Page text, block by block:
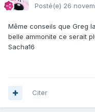
Posté(e) 26
Même conseils que Greg
belle ammonite ce serait
Sacha16
Citer